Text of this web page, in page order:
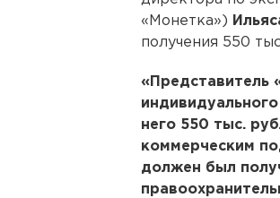
«Монетка»)
получения 550
«Представитель
него 550 тыс.
коммерческим
должен был